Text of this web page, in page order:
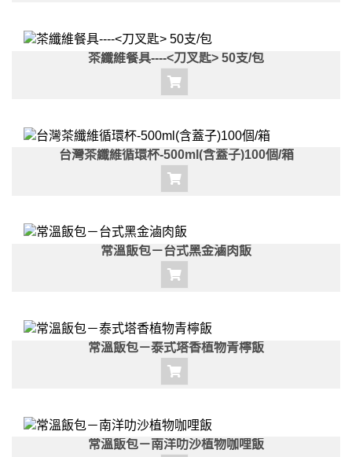
茶纖維餐具----<刀叉匙> 50支/包
台灣茶纖維循環杯-500ml(含蓋子)100個/箱
常溫飯包－台式黑金滷肉飯
常溫飯包－泰式塔香植物青檸飯
常溫飯包－南洋叻沙植物咖哩飯